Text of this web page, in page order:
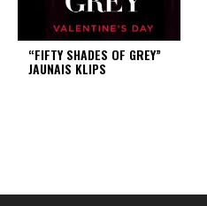
“FIFTY SHADES OF GREY”
JAUNAIS KLIPS